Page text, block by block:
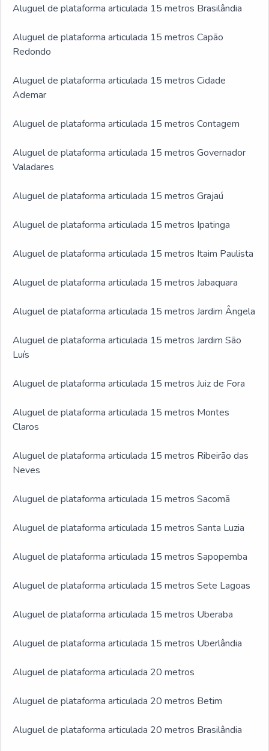
Aluguel de plataforma articulada 15 metros Brasilândia
Aluguel de plataforma articulada 15 metros Capão
Redondo
Aluguel de plataforma articulada 15 metros Cidade
Ademar
Aluguel de plataforma articulada 15 metros Contagem
Aluguel de plataforma articulada 15 metros Governador
Valadares
Aluguel de plataforma articulada 15 metros Grajaú
Aluguel de plataforma articulada 15 metros Ipatinga
Aluguel de plataforma articulada 15 metros Itaim Paulista
Aluguel de plataforma articulada 15 metros Jabaquara
Aluguel de plataforma articulada 15 metros Jardim Ângela
Aluguel de plataforma articulada 15 metros Jardim São
Luís
Aluguel de plataforma articulada 15 metros Juiz de Fora
Aluguel de plataforma articulada 15 metros Montes
Claros
Aluguel de plataforma articulada 15 metros Ribeirão das
Neves
Aluguel de plataforma articulada 15 metros Sacomã
Aluguel de plataforma articulada 15 metros Santa Luzia
Aluguel de plataforma articulada 15 metros Sapopemba
Aluguel de plataforma articulada 15 metros Sete Lagoas
Aluguel de plataforma articulada 15 metros Uberaba
Aluguel de plataforma articulada 15 metros Uberlândia
Aluguel de plataforma articulada 20 metros
Aluguel de plataforma articulada 20 metros Betim
Aluguel de plataforma articulada 20 metros Brasilândia